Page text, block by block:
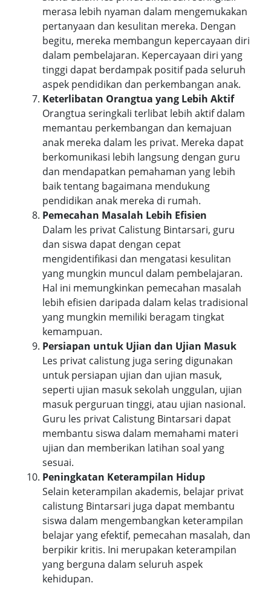
merasa lebih nyaman dalam mengemukakan
pertanyaan dan kesulitan mereka. Dengan
begitu, mereka membangun kepercayaan diri
dalam pembelajaran. Kepercayaan diri yang
tinggi dapat berdampak positif pada seluruh
aspek pendidikan dan perkembangan anak.
Keterlibatan Orangtua yang Lebih Aktif
Orangtua seringkali terlibat lebih aktif dalam
memantau perkembangan dan kemajuan
anak mereka dalam les privat. Mereka dapat
berkomunikasi lebih langsung dengan guru
dan mendapatkan pemahaman yang lebih
baik tentang bagaimana mendukung
pendidikan anak mereka di rumah.
Pemecahan Masalah Lebih Efisien
Dalam les privat Calistung Bintarsari, guru
dan siswa dapat dengan cepat
mengidentifikasi dan mengatasi kesulitan
yang mungkin muncul dalam pembelajaran.
Hal ini memungkinkan pemecahan masalah
lebih efisien daripada dalam kelas tradisional
yang mungkin memiliki beragam tingkat
kemampuan.
Persiapan untuk Ujian dan Ujian Masuk
Les privat calistung juga sering digunakan
untuk persiapan ujian dan ujian masuk,
seperti ujian masuk sekolah unggulan, ujian
masuk perguruan tinggi, atau ujian nasional.
Guru les privat Calistung Bintarsari dapat
membantu siswa dalam memahami materi
ujian dan memberikan latihan soal yang
sesuai.
Peningkatan Keterampilan Hidup
Selain keterampilan akademis, belajar privat
calistung Bintarsari juga dapat membantu
siswa dalam mengembangkan keterampilan
belajar yang efektif, pemecahan masalah, dan
berpikir kritis. Ini merupakan keterampilan
yang berguna dalam seluruh aspek
kehidupan.